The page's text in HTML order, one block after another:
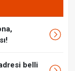
belli